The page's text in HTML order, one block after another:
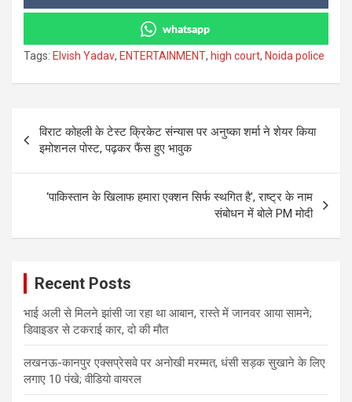
whatsapp
Tags: Elvish Yadav, ENTERTAINMENT, high court, Noida police
navigation
विराट कोहली के टेस्ट क्रिकेट संन्यास पर अनुष्का शर्मा ने शेयर किया
इमोशनल पोस्ट, पढ़कर फैंस हुए भावुक
‘पाकिस्तान के खिलाफ हमारा एक्शन सिर्फ स्थगित है’, राष्ट्र के नाम
संबोधन में बोले PM मोदी
Recent Posts
भाई अली से मिलने झांसी जा रहा था आबान, रास्ते में जानवर आया सामने;
डिवाइडर से टकराई कार, दो की मौत
लखनऊ-कानपुर एक्सप्रेसवे पर अनोखी मरम्मत, धंसी सड़क सुखाने के लिए
लगाए 10 पंखे; वीडियो वायरल